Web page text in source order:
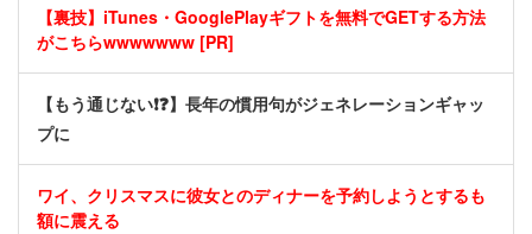
【裏技】iTunes・GooglePlayギフトを無料でGETする方法
がこちらwwwwwww [PR]
【もう通じない❗❓】長年の慣用句がジェネレーションギャッ
プに
ワイ、クリスマスに彼女とのディナーを予約しようとするも
額に震える